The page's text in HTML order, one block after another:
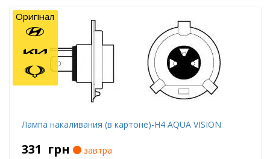
Лампа накаливания (в картоне)-H4 AQUA VISION
331 грн
завтра
Оригінал